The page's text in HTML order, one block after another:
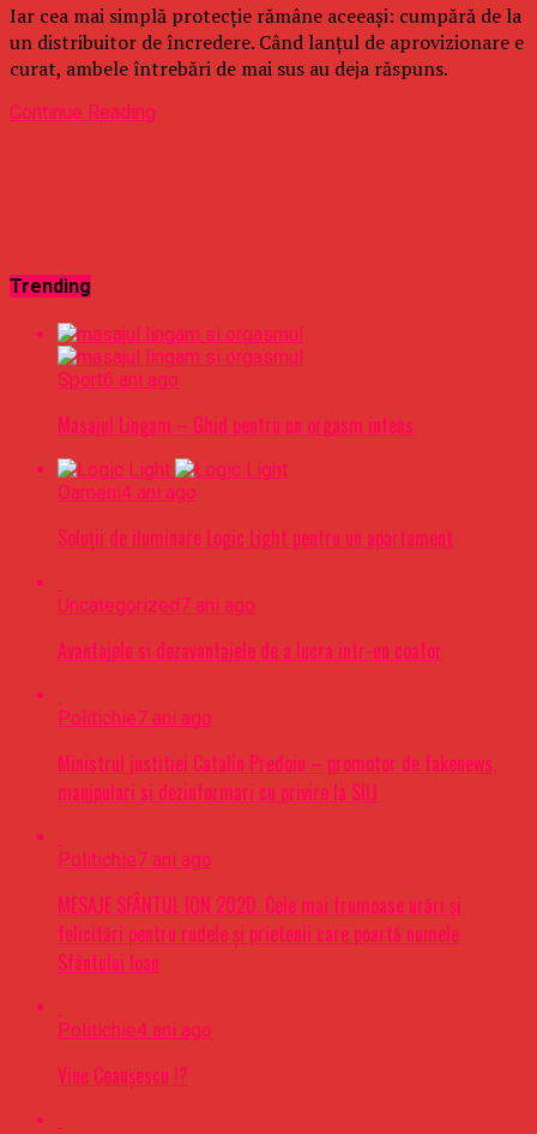
Iar cea mai simplă protecție rămâne aceeași: cumpără de la
un distribuitor de încredere. Când lanțul de aprovizionare e
curat, ambele întrebări de mai sus au deja răspuns.
Continue Reading
Trending
Sport6 ani ago
Masajul Lingam – Ghid pentru un orgasm intens
Oameni4 ani ago
Soluții de iluminare Logic Light pentru un apartament
Uncategorized7 ani ago
Avantajele si dezavantajele de a lucra intr-un coafor
Politichie7 ani ago
Ministrul justitiei Catalin Predoiu – promotor de fakenews,
manipulari si dezinformari cu privire la SIIJ
Politichie7 ani ago
MESAJE SFÂNTUL ION 2020. Cele mai frumoase urări şi
felicitări pentru rudele şi prietenii care poartă numele
Sfântului Ioan
Politichie4 ani ago
Vine Ceaușescu !?